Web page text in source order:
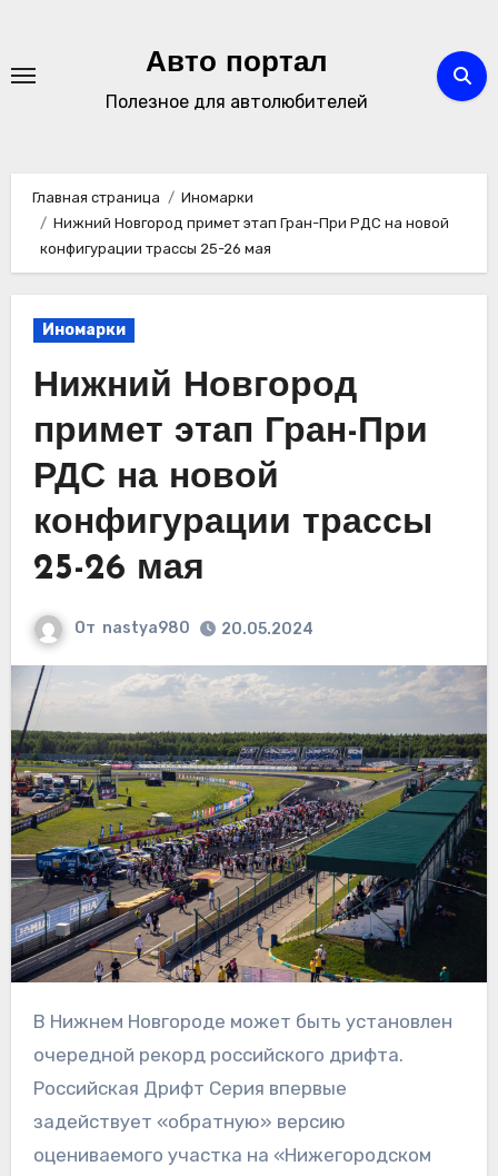
содержимому
Авто портал
Полезное для автолюбителей
Главная страница
Иномарки
Нижний Новгород примет этап Гран-При РДС на новой
конфигурации трассы 25-26 мая
Иномарки
Нижний Новгород
примет этап Гран-При
РДС на новой
конфигурации трассы
25-26 мая
От nastya980 20.05.2024
В Нижнем Новгороде может быть установлен
очередной рекорд российского дрифта.
Российская Дрифт Серия впервые
задействует «обратную» версию
оцениваемого участка на «Нижегородском